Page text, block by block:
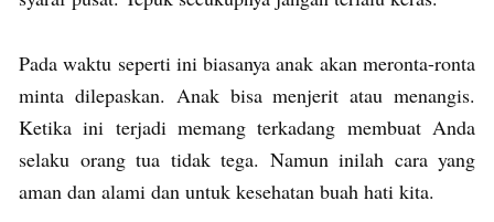
Pada waktu seperti ini biasanya anak akan meronta-ronta
minta dilepaskan. Anak bisa menjerit atau menangis.
Ketika ini terjadi memang terkadang membuat Anda
selaku orang tua tidak tega. Namun inilah cara yang
aman dan alami dan untuk kesehatan buah hati kita.